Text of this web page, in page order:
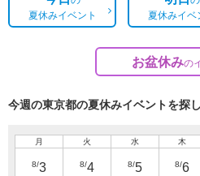
夏休みイベント
夏休みイベ
お盆休みの
今週の東京都の夏休みイベントを探
月
8/3
火
8/4
水
8/5
木
8/6